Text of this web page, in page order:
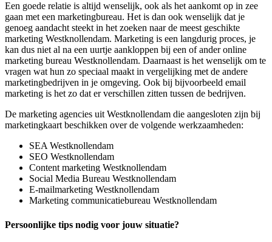
Een goede relatie is altijd wenselijk, ook als het aankomt op in zee
gaan met een marketingbureau. Het is dan ook wenselijk dat je
genoeg aandacht steekt in het zoeken naar de meest geschikte
marketing Westknollendam. Marketing is een langdurig proces, je
kan dus niet al na een uurtje aankloppen bij een of ander online
marketing bureau Westknollendam. Daarnaast is het wenselijk om te
vragen wat hun zo speciaal maakt in vergelijking met de andere
marketingbedrijven in je omgeving. Ook bij bijvoorbeeld email
marketing is het zo dat er verschillen zitten tussen de bedrijven.
De marketing agencies uit Westknollendam die aangesloten zijn bij
marketingkaart beschikken over de volgende werkzaamheden:
SEA Westknollendam
SEO Westknollendam
Content marketing Westknollendam
Social Media Bureau Westknollendam
E-mailmarketing Westknollendam
Marketing communicatiebureau Westknollendam
Persoonlijke tips nodig voor jouw situatie?